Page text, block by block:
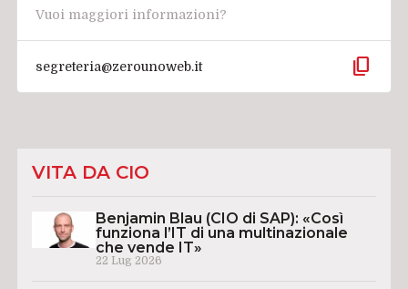
Vuoi maggiori informazioni?
segreteria@zerounoweb.it content_copy
VITA DA CIO
Benjamin Blau (CIO di SAP): «Così
funziona l’IT di una multinazionale
che vende IT»
22 Lug 2026